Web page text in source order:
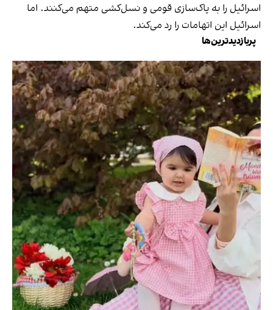
اسرائیل را به پاک‌سازی قومی و نسل‌کشی متهم می‌کنند. اما
اسرائیل این اتهامات را رد می‌کند.
پربازدیدترین‌ها